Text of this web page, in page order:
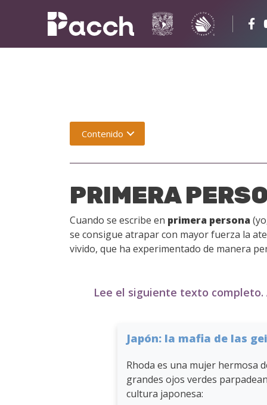
Contenido
PRIMERA
Cuando se escribe en primera persona
se consigue atrapar con mayor fuerza la
vivido, que ha experimentado de manera
Lee el siguiente texto completo.
Japón: la mafia de las
Rhoda es una mujer hermosa
grandes ojos verdes
cultura japonesa: